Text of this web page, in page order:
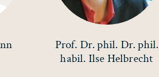
Prof. Dr. phil. Dr. phil.
habil. Ilse Helbrecht